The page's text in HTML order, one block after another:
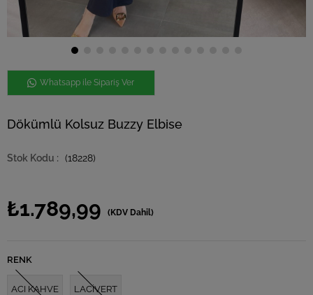
Whatsapp ile Sipariş Ver
Dökümlü Kolsuz Buzzy Elbise
(18228)
₺1.789,99 (KDV Dahil)
RENK
ACI KAHVE LACİVERT